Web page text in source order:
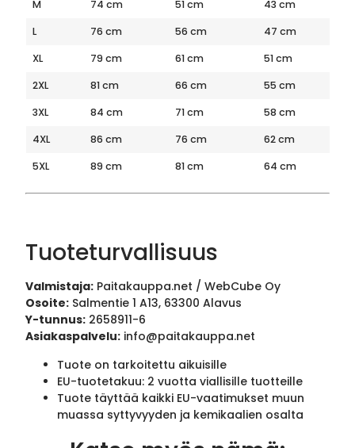
M
74 cm 51 cm
43 cm
L
76 cm 56 cm
47 cm
XL
79 cm 61 cm
51 cm
2XL
81 cm 66 cm
55 cm
3XL
84 cm 71 cm
58 cm
4XL
86 cm 76 cm
62 cm
5XL
89 cm 81 cm 64 cm
Tuoteturvallisuus
Valmistaja: Paitakauppa.net / WebCube Oy
Osoite: Salmentie 1 A13, 63300 Alavus
Y-tunnus: 2658911-6
Asiakaspalvelu: info@paitakauppa.net
Tuote on tarkoitettu aikuisille
EU-tuotetakuu: 2 vuotta viallisille tuotteille
Tuote täyttää kaikki EU-vaatimukset muun
muassa syttyvyyden ja kemikaalien osalta